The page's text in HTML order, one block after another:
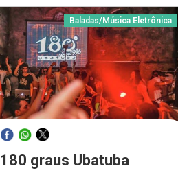
Baladas/Música Eletrônica
180 graus Ubatuba